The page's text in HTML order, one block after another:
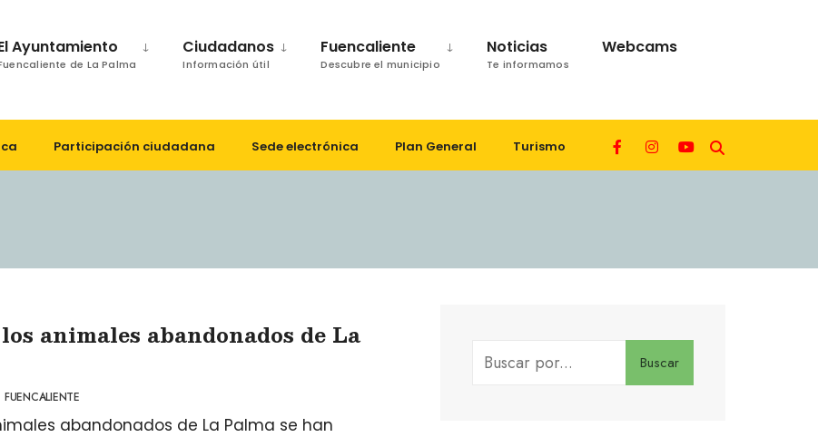
Ayuntamiento
de La Palma
Ciudadanos
Información útil
Fuencaliente
Descubre el municipio
Noticias
Te informamos
Webcams
Participación ciudadana Sede electrónica Plan General Turismo
animales abandonados de La
abandonados de La Palma se han
Buscar